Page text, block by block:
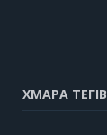
ХМАРА ТЕГІВ